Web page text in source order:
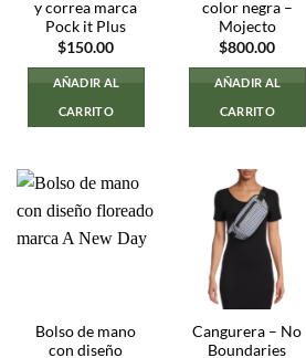
y correa marca
Pock it Plus
$150.00
AÑADIR AL
CARRITO
color negra –
Mojecto
$800.00
AÑADIR AL
CARRITO
Bolso de mano
con diseño
Cangurera – No
Boundaries